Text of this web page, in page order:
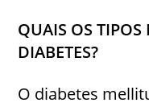
QUAIS OS
DIABETES?
O diabetes